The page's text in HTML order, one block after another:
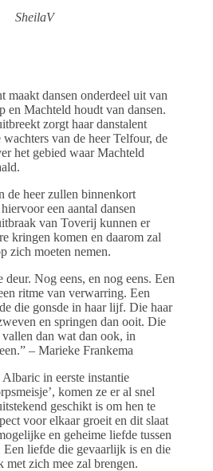
SheilaV
maakt dansen onderdeel uit van
en Machteld houdt van dansen.
zorgt haar danstalent
van de heer Telfour, de
het gebied waar Machteld
de heer zullen binnenkort
een aantal dansen
van Toverij kunnen er
kringen komen en daarom zal
zich moeten nemen.
deur. Nog eens, en nog eens. Een
ritme van verwarring. Een
die gonsde in haar lijf. Die haar
en springen dan ooit. Die
dan wat dan ook, in
– Marieke Frankema
in eerste instantie
komen ze er al snel
geschikt is om hen te
voor elkaar groeit en dit slaat
en geheime liefde tussen
liefde die gevaarlijk is en die
met zich mee zal brengen.